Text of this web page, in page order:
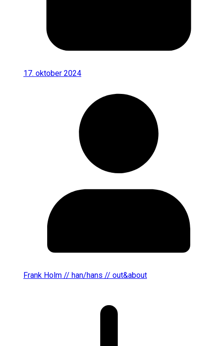
17. oktober 2024
Frank Holm // han/hans // out&about